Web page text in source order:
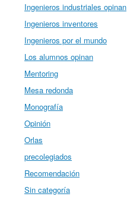
Ingenieros industriales opinan
Ingenieros inventores
Ingenieros por el mundo
Los alumnos opinan
Mentoring
Mesa redonda
Monografía
Opinión
Orlas
precolegiados
Recomendación
Sin categoría